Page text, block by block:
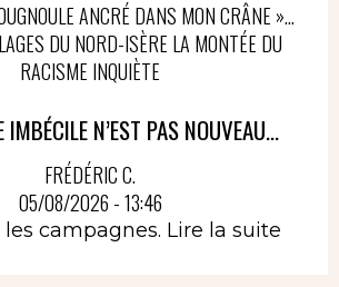
ANCRÉ DANS MON CRÂNE »…
DU NORD-ISÈRE LA MONTÉE DU
RACISME INQUIÈTE
IMBÉCILE N’EST PAS NOUVEAU...
FRÉDÉRIC C.
05/08/2026 - 13:46
campagnes. Lire la suite